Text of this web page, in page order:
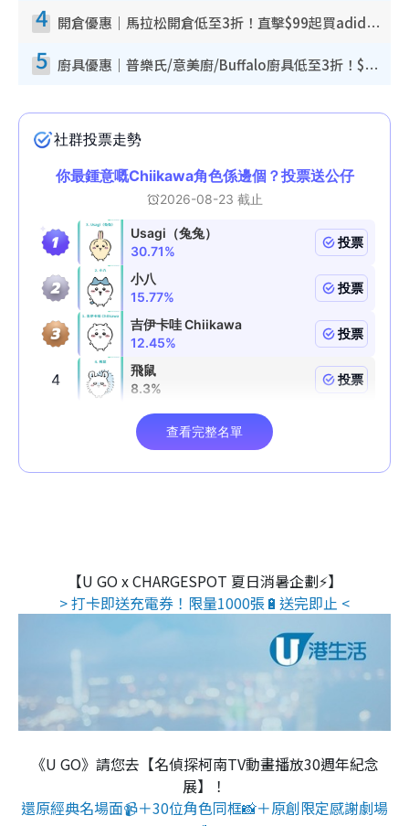
4 開倉優惠｜馬拉松開倉低至3折！直擊$99起買adidas／New Balance／Puma鞋款 STANLEY保溫杯劈價至$119起
5 廚具優惠｜普樂氏/意美廚/Buffalo廚具低至3折！$89起買煎鍋／炒鑊／個人鍋 同場小家電激減至$99起
【U GO x CHARGESPOT 夏日消暑企劃⚡】
> 打卡即送充電券！限量1000張🔋送完即止 <
《U GO》請您去【名偵探柯南TV動畫播放30週年紀念
展】！
還原經典名場面📹＋30位角色同框📸＋原創限定感謝劇場